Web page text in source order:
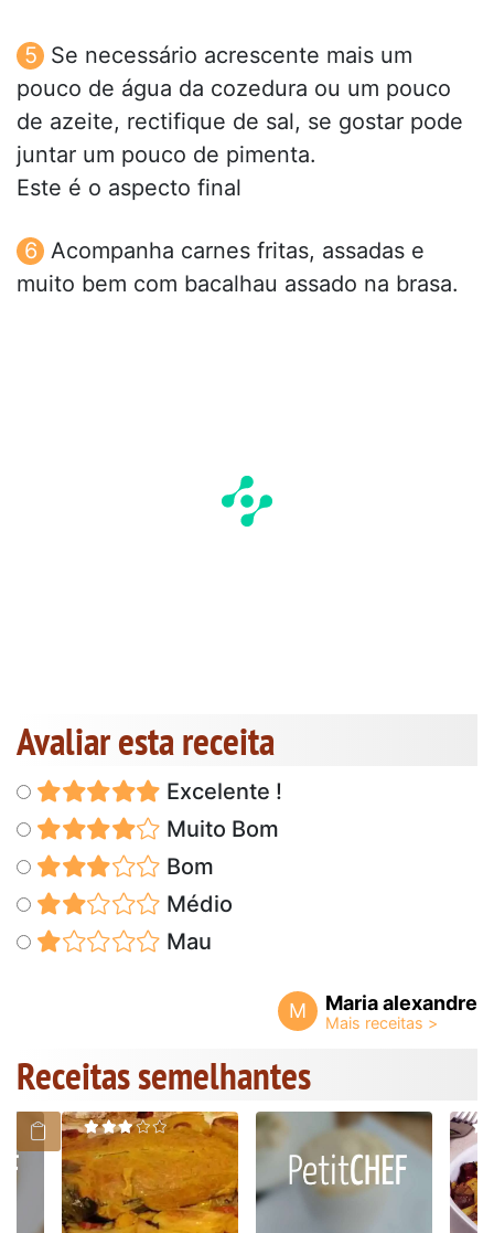
Se necessário acrescente mais um
pouco de água da cozedura ou um pouco
de azeite, rectifique de sal, se gostar pode
juntar um pouco de pimenta.
Este é o aspecto final
Acompanha carnes fritas, assadas e
muito bem com bacalhau assado na brasa.
Avaliar esta receita
Excelente !
Muito Bom
Bom
Médio
Mau
M Maria alexandre
Receitas semelhantes